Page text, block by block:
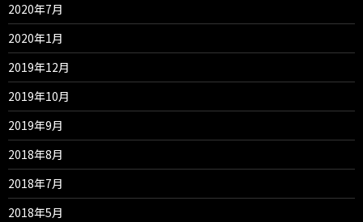
2020年7月
2020年1月
2019年12月
2019年10月
2019年9月
2018年8月
2018年7月
2018年5月